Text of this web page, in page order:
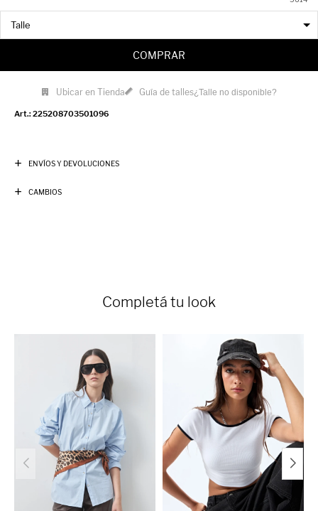
COMPRAR
Ubicar en Tienda Guía de talles¿Talle no disponible?
225208703501096
ENVÍOS Y DEVOLUCIONES
CAMBIOS
Completá tu look